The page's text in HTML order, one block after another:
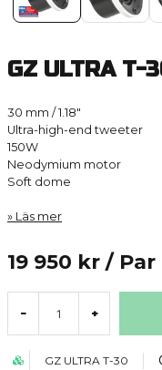
GZ ULTRA T-
30 mm / 1.18″
Ultra-high-end tweeter
150W
Neodymium motor
Soft dome
Läs mer
19 950 kr / Par
- +
GZ ULTRA T-30